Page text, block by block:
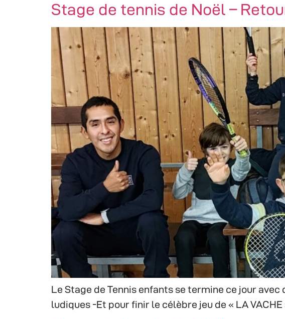
Stage de tennis de Noël –
Le Stage de Tennis enfants se termine ce jour
ludiques -Et pour finir le célèbre jeu de « LA